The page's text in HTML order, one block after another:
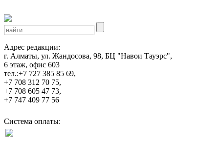
Адрес редакции:
г. Алматы, ул. Жандосова, 98, БЦ "Навои Тауэрс",
6 этаж, офис 603
тел.:+7 727 385 85 69,
+7 708 312 70 75,
+7 708 605 47 73,
+7 747 409 77 56
Система оплаты: